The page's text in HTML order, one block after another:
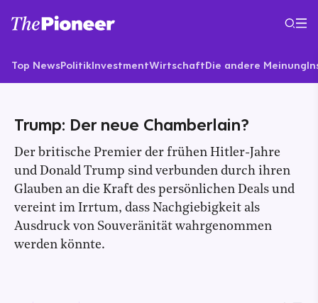
Top NewsPolitikInvestmentWirtschaftDie andere Meinung
Trump: Der neue Chamberlain?
Der britische Premier der frühen Hitler-Jahre
und Donald Trump sind verbunden durch ihren
Glauben an die Kraft des persönlichen Deals und
vereint im Irrtum, dass Nachgiebigkeit als
Ausdruck von Souveränität wahrgenommen
werden könnte.